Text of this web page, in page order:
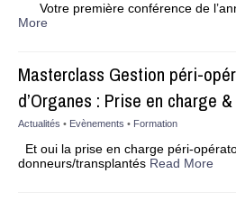
Votre première conférence de
More
Masterclass Gestion péri-
d’Organes : Prise en charge
Actualités • Evènements • Formation
Et oui la prise en charge péri-
donneurs/transplantés Read More